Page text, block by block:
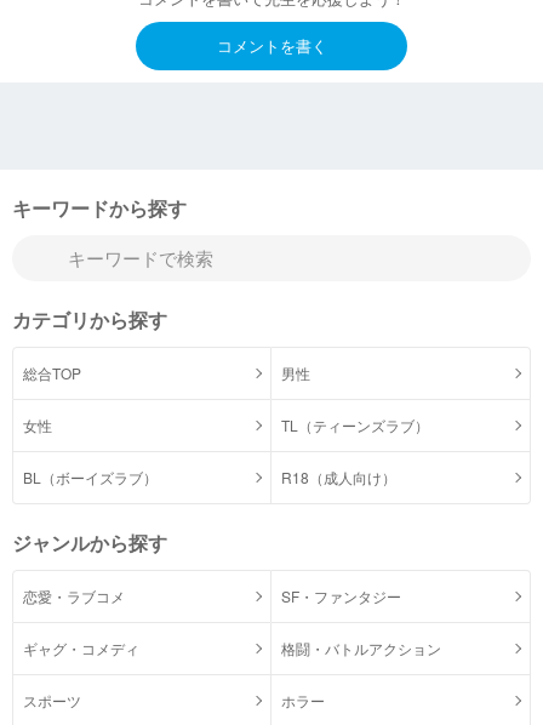
コメントを書く
キーワードから探す
カテゴリから探す
総合TOP 男性
女性 TL（ティーンズラブ）
BL（ボーイズラブ） R18（成人向け）
ジャンルから探す
恋愛・ラブコメ SF・ファンタジー
ギャグ・コメディ 格闘・バトルアクション
スポーツ ホラー